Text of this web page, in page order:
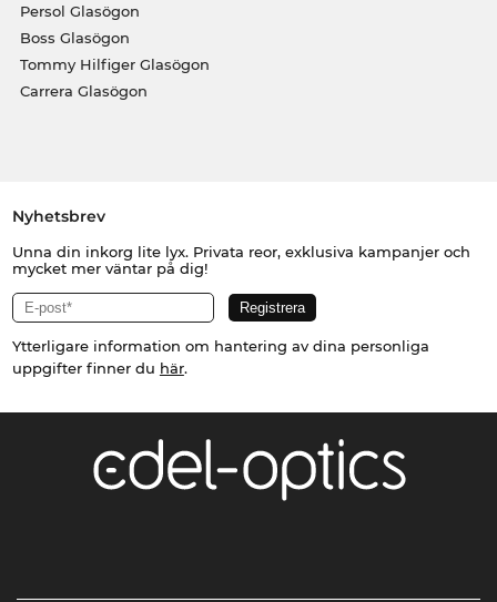
Persol Glasögon
Boss Glasögon
Tommy Hilfiger Glasögon
Carrera Glasögon
Nyhetsbrev
Unna din inkorg lite lyx. Privata reor, exklusiva kampanjer och
mycket mer väntar på dig!
Ytterligare information om hantering av dina personliga
uppgifter finner du här.